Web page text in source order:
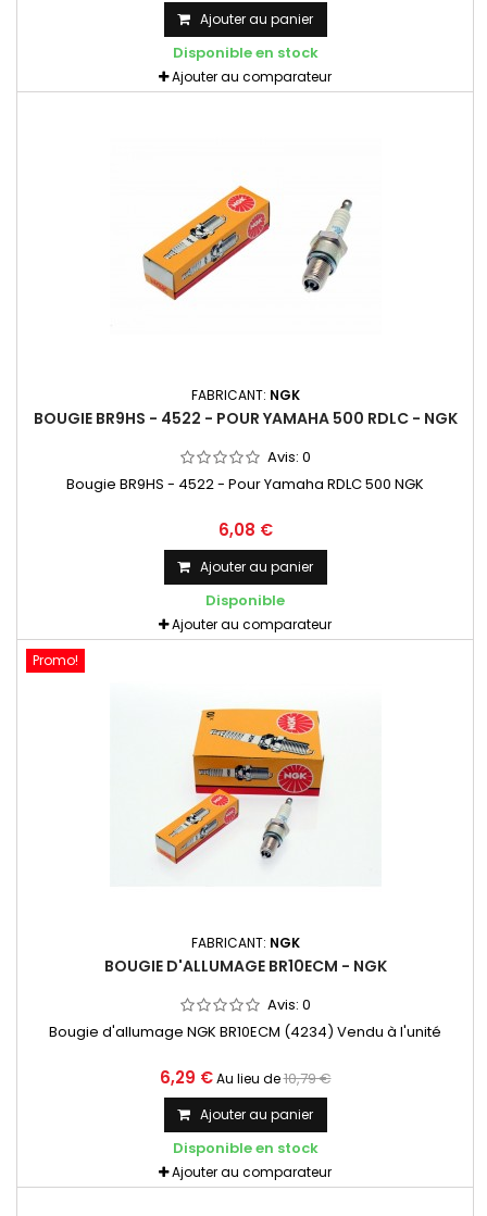
Ajouter au panier
Disponible en stock
Ajouter au comparateur
FABRICANT: NGK
BOUGIE BR9HS - 4522 - POUR YAMAHA 500 RDLC - NGK
Avis: 0
Bougie BR9HS - 4522 - Pour Yamaha RDLC 500 NGK
6,08 €
Ajouter au panier
Disponible
Ajouter au comparateur
Promo!
FABRICANT: NGK
BOUGIE D'ALLUMAGE BR10ECM - NGK
Avis: 0
Bougie d'allumage NGK BR10ECM (4234) Vendu à l'unité
6,29 € Au lieu de10,79 €
Ajouter au panier
Disponible en stock
Ajouter au comparateur